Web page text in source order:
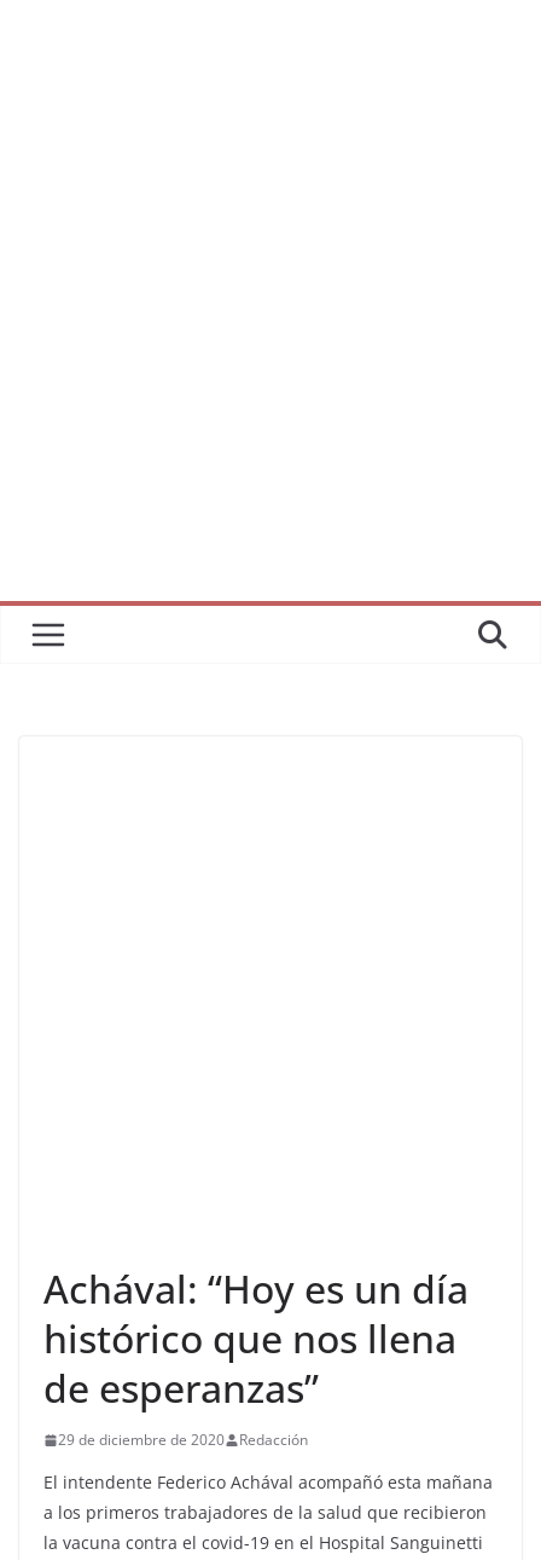
Achával: “Hoy es un día
histórico que nos llena
de esperanzas”
29 de diciembre de 2020 Redacción
El intendente Federico Achával acompañó esta mañana
a los primeros trabajadores de la salud que recibieron
la vacuna contra el covid-19 en el Hospital Sanguinetti